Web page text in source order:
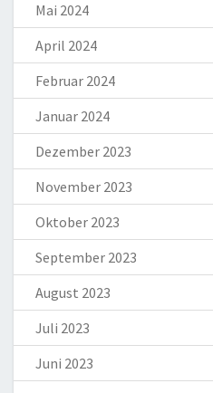
Mai 2024
April 2024
Februar 2024
Januar 2024
Dezember 2023
November 2023
Oktober 2023
September 2023
August 2023
Juli 2023
Juni 2023